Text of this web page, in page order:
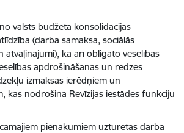
valsts budžeta konsolidācijas
(darba samaksa, sociālās
atvaļinājumi), kā arī obligāto veselības
apdrošināšanas un redzes
izmaksas ierēdņiem un
kas nodrošina Revīzijas iestādes funkciju
pienākumiem uzturētas darba